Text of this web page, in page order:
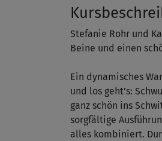
Stefanie Rohr und
Beine und einen
Ein dynamisches
und los geht’s:
ganz schön ins
sorgfältige
alles kombiniert.